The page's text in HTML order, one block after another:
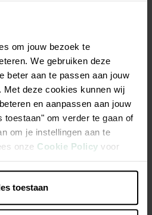
om jouw bezoek te
We gebruiken deze
beter aan te passen aan jouw
Met deze cookies kunnen wij
en aanpassen aan jouw
toestaan" om verder te gaan of
om je instellingen aan te
onze Cookie Policy voor
toestaan
en polypropylène. Ficelle
pour fixer des choses et pour